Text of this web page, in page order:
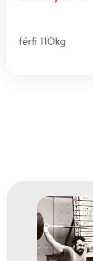
férfi 110kg